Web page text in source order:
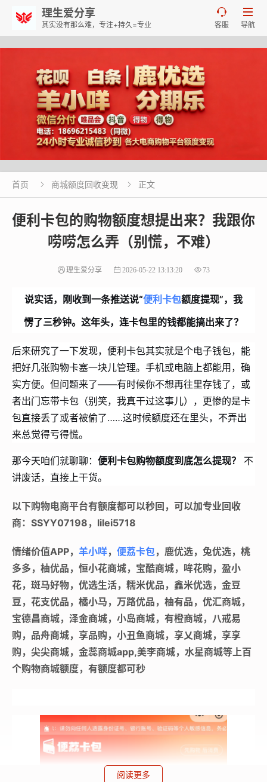
理生爱分享
其实没有那么难，专注+持久=专业

导航

客服
首页  商城额度回收变现  正文
便利卡包的购物额度想提出来？我跟你
唠唠怎么弄（别慌，不难）
理生爱分享 2026-05-22 13:13:20 73
说实话，刚收到一条推送说“便利卡包额度提现”，我
愣了三秒钟。这年头，连卡包里的钱都能搞出来了？
后来研究了一下发现，便利卡包其实就是个电子钱包，能
把好几张购物卡塞一块儿管理。手机或电脑上都能用，确
实方便。但问题来了——有时候你不想再往里存钱了，或
者出门忘带卡包（别笑，我真干过这事儿），更惨的是卡
包直接丢了或者被偷了……这时候额度还在里头，不弄出
来总觉得亏得慌。
那今天咱们就聊聊： 便利卡包购物额度到底怎么提现？
不
讲废话，直接上干货。
以下购物电商平台有额度都可以秒回，可以加专业回收
商：SSYY07198，lilei5718
情绪价值APP， 羊小咩， 便荔卡包，鹿优选，兔优选，桃
多多，柚优品，恒小花商城，宝酷商城，哞花购，盈小
花，斑马好物，优选生活，糯米优品，鑫米优选，金豆
豆，花支优品，橘小马，万路优品，柚有品，优汇商城，
宝德昌商城，泽金商城，小岛商城，有橙商城，八戒易
购，品舟商城，享品购，小丑鱼商城，享乂商城，享享
购，尖尖商城，金蕊商城app,美李商城，水星商城等上百
个购物商城额度，有额度都可秒
阅读更多